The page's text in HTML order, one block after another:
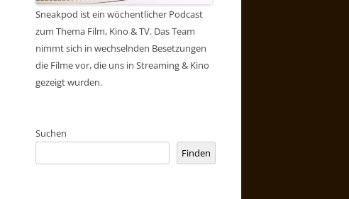
Sneakpod ist ein wöchentlicher Podcast
zum Thema Film, Kino & TV. Das Team
nimmt sich in wechselnden Besetzungen
die Filme vor, die uns in Streaming & Kino
gezeigt wurden.
Suchen
Finden